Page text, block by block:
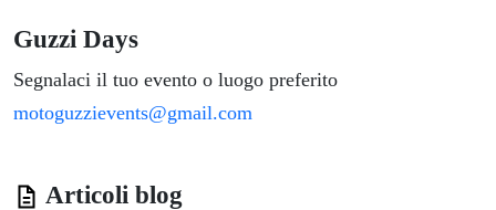
Guzzi Days
Segnalaci il tuo evento o luogo preferito
motoguzzievents@gmail.com
Articoli blog